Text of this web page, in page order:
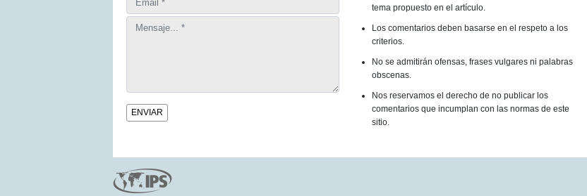
tema propuesto en el artículo.
Los comentarios deben basarse en el respeto a los
criterios.
No se admitirán ofensas, frases vulgares ni palabras
obscenas.
Nos reservamos el derecho de no publicar los
comentarios que incumplan con las normas de este
sitio.